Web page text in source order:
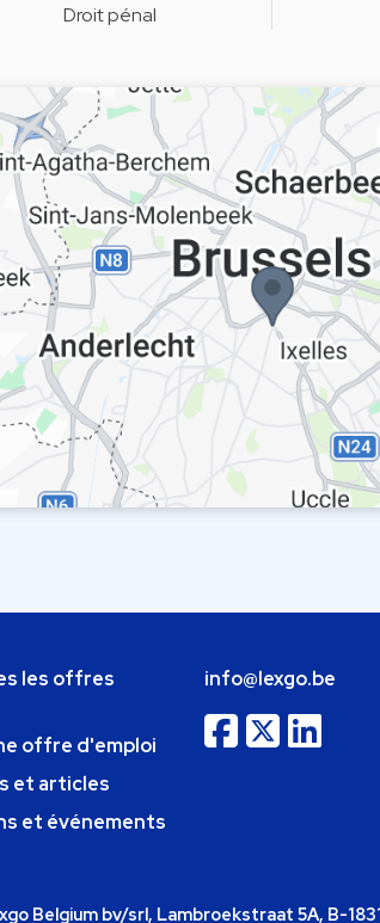
Droit pénal
les offres
offre d'emploi
et articles
et événements
info@lexgo.be
Belgium bv/srl, Lambroekstraat 5A, B-